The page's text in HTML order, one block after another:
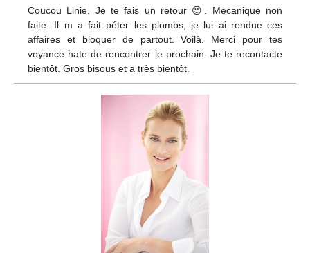
Coucou Linie. Je te fais un retour 😉. Mecanique non
faite. Il m a fait péter les plombs, je lui ai rendue ces
affaires et bloquer de partout. Voilà. Merci pour tes
voyance hate de rencontrer le prochain. Je te recontacte
bientôt. Gros bisous et a très bientôt.